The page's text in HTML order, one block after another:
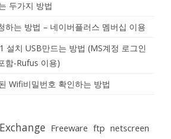
두가지 방법
하는 방법 – 네이버플러스 멤버십 이용
설치 USB만드는 방법 (MS계정 로그인
함-Rufus 이용)
Wifi비밀번호 확인하는 방법
Exchange Freeware ftp netscreen